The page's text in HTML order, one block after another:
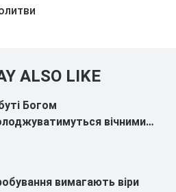
ALSO LIKE
Богом
вічними
вимагають віри